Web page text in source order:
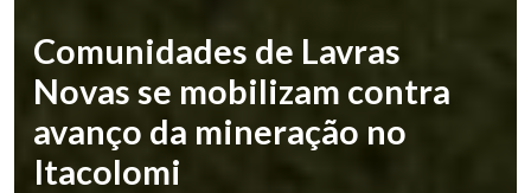
Comunidades de Lavras
Novas se mobilizam contra
avanço da mineração no
Itacolomi